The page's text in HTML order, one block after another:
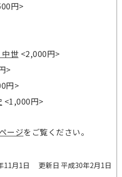
円>
世 <2,000円>
>
円>
<1,000円>
ージをご覧ください。
11月1日 更新日 平成30年2月1日